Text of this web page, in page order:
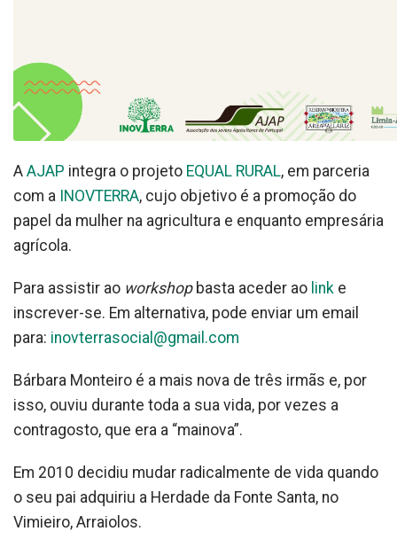
A AJAP integra o projeto EQUAL RURAL, em parceria
com a INOVTERRA, cujo objetivo é a promoção do
papel da mulher na agricultura e enquanto empresária
agrícola.
Para assistir ao workshop basta aceder ao link e
inscrever-se. Em alternativa, pode enviar um email
para: inovterrasocial@gmail.com
Bárbara Monteiro é a mais nova de três irmãs e, por
isso, ouviu durante toda a sua vida, por vezes a
contragosto, que era a “mainova”.
Em 2010 decidiu mudar radicalmente de vida quando
o seu pai adquiriu a Herdade da Fonte Santa, no
Vimieiro, Arraiolos.